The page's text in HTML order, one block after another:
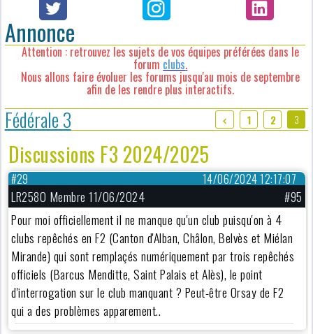
Annonce
Attention : retrouvez les sujets de vos équipes préférées dans le
forum clubs.
Nous allons faire évoluer les forums jusqu'au mois de septembre
afin de les rendre plus interactifs.
Fédérale 3 1 2 3
Discussions F3 2024/2025
14/06/2024 12:17:07
#29
LR2580 Membre 11/06/2024
#95
Pour moi officiellement il ne manque qu'un club puisqu'on à 4
clubs repêchés en F2 (Canton d'Alban, Châlon, Belvès et Miélan
Mirande) qui sont remplaçés numériquement par trois repêchés
officiels (Barcus Menditte, Saint Palais et Alès), le point
d'interrogation sur le club manquant ? Peut-être Orsay de F2
qui a des problèmes apparement..